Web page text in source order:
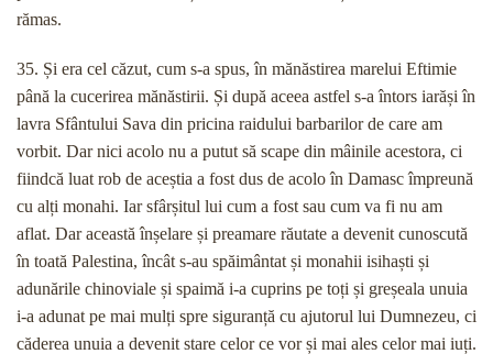
rămas.
35. Și era cel căzut, cum s-a spus, în mănăstirea marelui Eftimie
până la cucerirea mănăstirii. Și după aceea astfel s-a întors iarăși în
lavra Sfântului Sava din pricina raidului barbarilor de care am
vorbit. Dar nici acolo nu a putut să scape din mâinile acestora, ci
fiindcă luat rob de aceștia a fost dus de acolo în Damasc împreună
cu alți monahi. Iar sfârșitul lui cum a fost sau cum va fi nu am
aflat. Dar această înșelare și preamare răutate a devenit cunoscută
în toată Palestina, încât s-au spăimântat și monahii isihaști și
adunările chinoviale și spaimă i-a cuprins pe toți și greșeala unuia
i-a adunat pe mai mulți spre siguranță cu ajutorul lui Dumnezeu, ci
căderea unuia a devenit stare celor ce vor și mai ales celor mai iuți.